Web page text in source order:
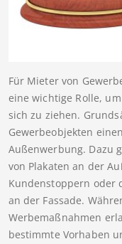
Für Mieter von
eine wichtige Rolle,
sich zu ziehen.
Gewerbeobjekten
Außenwerbung. Dazu
von Plakaten an der
Kundenstoppern oder
an der Fassade.
Werbemaßnahmen
bestimmte Vorhaben